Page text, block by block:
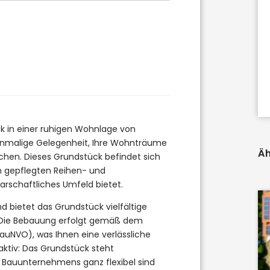
in einer ruhigen Wohnlage von
Gelegenheit, Ihre Wohnträume
Dieses Grundstück befindet sich
gepflegten Reihen- und
Umfeld bietet.
bietet das Grundstück vielfältige
Bebauung erfolgt gemäß dem
was Ihnen eine verlässliche
Das Grundstück steht
ganz flexibel sind
74321Bietigheim-Bissingen
WEITBLICK: LAGE TRIFFT
POTENZIAL!